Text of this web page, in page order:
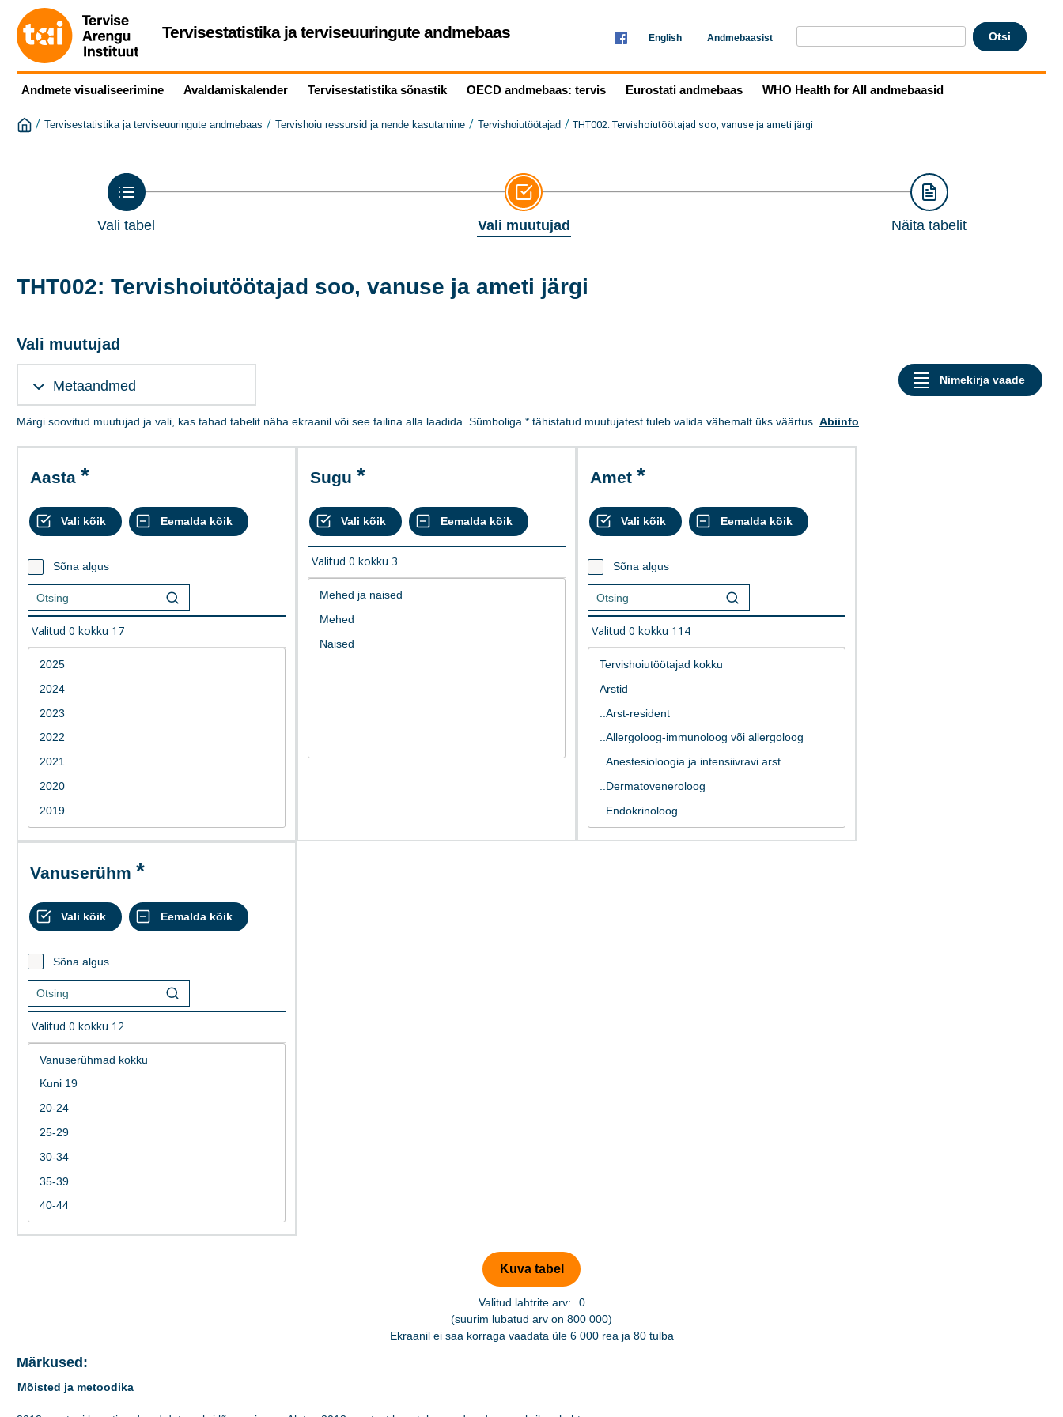
Tervisestatistika ja terviseuuringute andmebaas English Andmebaasist
Andmete visualiseerimine Avaldamiskalender Tervisestatistika sõnastik OECD andmebaas: tervis Eurostati andmebaas WHO Health for All andmebaasid
/ Tervisestatistika ja terviseuuringute andmebaas / Tervishoiu ressursid ja nende kasutamine / Tervishoiutöötajad / THT002: Tervishoiutöötajad soo, vanuse ja ameti järgi
Vali tabel Vali muutujad Näita tabelit
THT002: Tervishoiutöötajad soo, vanuse ja ameti järgi
Vali muutujad
Metaandmed
Märgi soovitud muutujad ja vali, kas tahad tabelit näha ekraanil või see failina alla laadida. Sümboliga * tähistatud muutujatest tuleb valida vähemalt üks väärtus. Abiinfo
Aasta
Sõna algus
Valitud 0 kokku 17
Sugu
Valitud 0 kokku 3
Amet
Sõna algus
Valitud 0 kokku 114
Vanuserühm
Sõna algus
Valitud 0 kokku 12
Valitud lahtrite arv:
0
(suurim lubatud arv on 800 000)
Ekraanil ei saa korraga vaadata üle 6 000 rea ja 80 tulba
Märkused:
Mõisted ja metoodika